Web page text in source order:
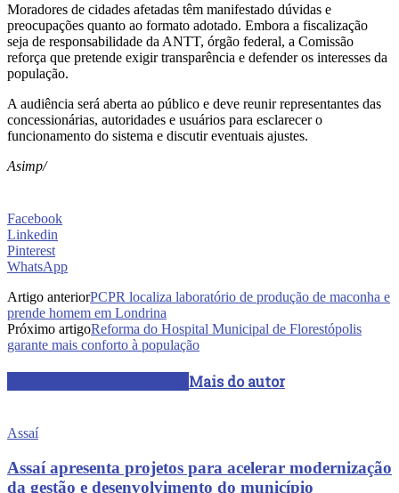
Moradores de cidades afetadas têm manifestado dúvidas e
preocupações quanto ao formato adotado. Embora a fiscalização
seja de responsabilidade da ANTT, órgão federal, a Comissão
reforça que pretende exigir transparência e defender os interesses da
população.
A audiência será aberta ao público e deve reunir representantes das
concessionárias, autoridades e usuários para esclarecer o
funcionamento do sistema e discutir eventuais ajustes.
Asimp/
Facebook
Linkedin
Pinterest
WhatsApp
Artigo anteriorPCPR localiza laboratório de produção de maconha e
prende homem em Londrina
Próximo artigoReforma do Hospital Municipal de Florestópolis
garante mais conforto à população
Mais do autor
Assaí
Assaí apresenta projetos para acelerar modernização
da gestão e desenvolvimento do município